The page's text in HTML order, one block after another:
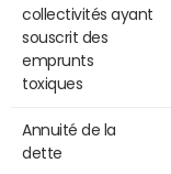
collectivités ayant
souscrit des
emprunts
toxiques
Annuité de la
dette